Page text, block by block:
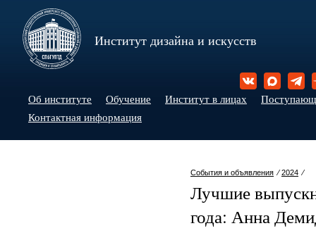
Институт дизайна и искусств
Об институте Обучение Институт в лицах
Контактная информация
События и объявления ⁄2024 ⁄
Лучшие
года: Анна